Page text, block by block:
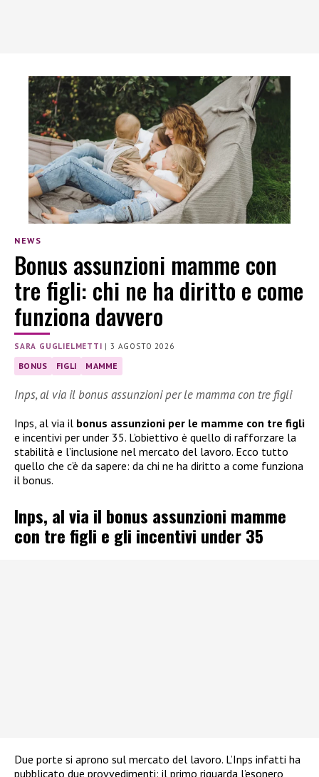
NEWS
Bonus assunzioni mamme con
tre figli: chi ne ha diritto e come
funziona davvero
SARA GUGLIELMETTI |3 AGOSTO 2026
BONUS FIGLI MAMME
Inps, al via il bonus assunzioni per le mamma con tre figli
Inps, al via il bonus assunzioni per le mamme con tre figli
e incentivi per under 35. L’obiettivo è quello di rafforzare la
stabilità e l’inclusione nel mercato del lavoro. Ecco tutto
quello che c’è da sapere: da chi ne ha diritto a come funziona
il bonus.
Inps, al via il bonus assunzioni mamme
con tre figli e gli incentivi under 35
Due porte si aprono sul mercato del lavoro. L’Inps infatti ha
pubblicato due provvedimenti: il primo riguarda l’esonero